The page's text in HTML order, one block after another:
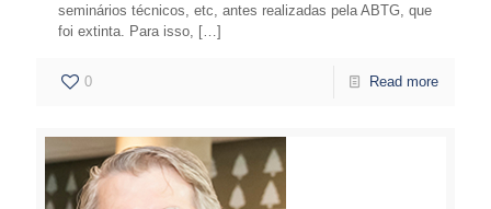
seminários técnicos, etc, antes realizadas pela ABTG, que
foi extinta. Para isso, […]
0 Read more